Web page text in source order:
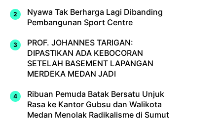
Nyawa Tak Berharga Lagi Dibanding
Pembangunan Sport Centre
PROF. JOHANNES TARIGAN:
DIPASTIKAN ADA KEBOCORAN
SETELAH BASEMENT LAPANGAN
MERDEKA MEDAN JADI
Ribuan Pemuda Batak Bersatu Unjuk
Rasa ke Kantor Gubsu dan Walikota
Medan Menolak Radikalisme di Sumut